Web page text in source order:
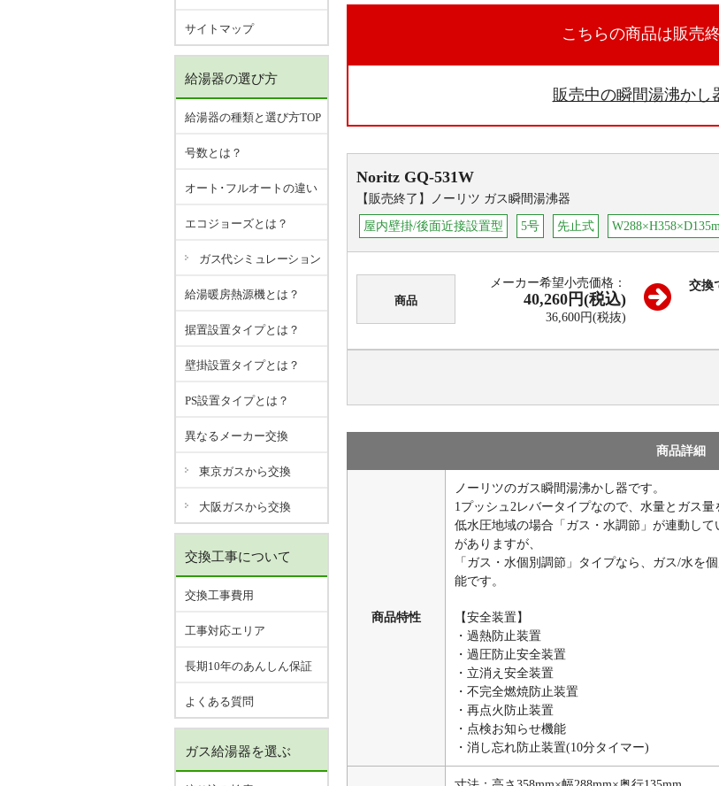
こちらの商品は販売
販売中の瞬間湯沸かし
Noritz GQ-531W
【販売終了】ノーリツ ガス瞬間湯沸器
屋内壁掛/後面近接設置型 5号 先止式
商品
メーカー希望小売価格：
40,260円(税込)
36,600円(税抜)
交換
商品詳細
商品特性
ノーリツのガス瞬間湯沸かし器です。
1プッシュ2レバータイプなので、水量とガス量
低水圧地域の場合「ガス・水調節」が連動し
がありますが、
「ガス・水個別調節」タイプなら、ガス/水を
能です。
【安全装置】
・過熱防止装置
・過圧防止安全装置
・立消え安全装置
・不完全燃焼防止装置
・再点火防止装置
・点検お知らせ機能
・消し忘れ防止装置(10分タイマー)
サイトマップ
給湯器の選び方
給湯器の種類と選び方TOP
号数とは？
オート･フルオートの違い
エコジョーズとは？
ガス代シミュレーション
給湯暖房熱源機とは？
据置設置タイプとは？
壁掛設置タイプとは？
PS設置タイプとは？
異なるメーカー交換
東京ガスから交換
大阪ガスから交換
交換工事について
交換工事費用
工事対応エリア
長期10年のあんしん保証
よくある質問
ガス給湯器を選ぶ